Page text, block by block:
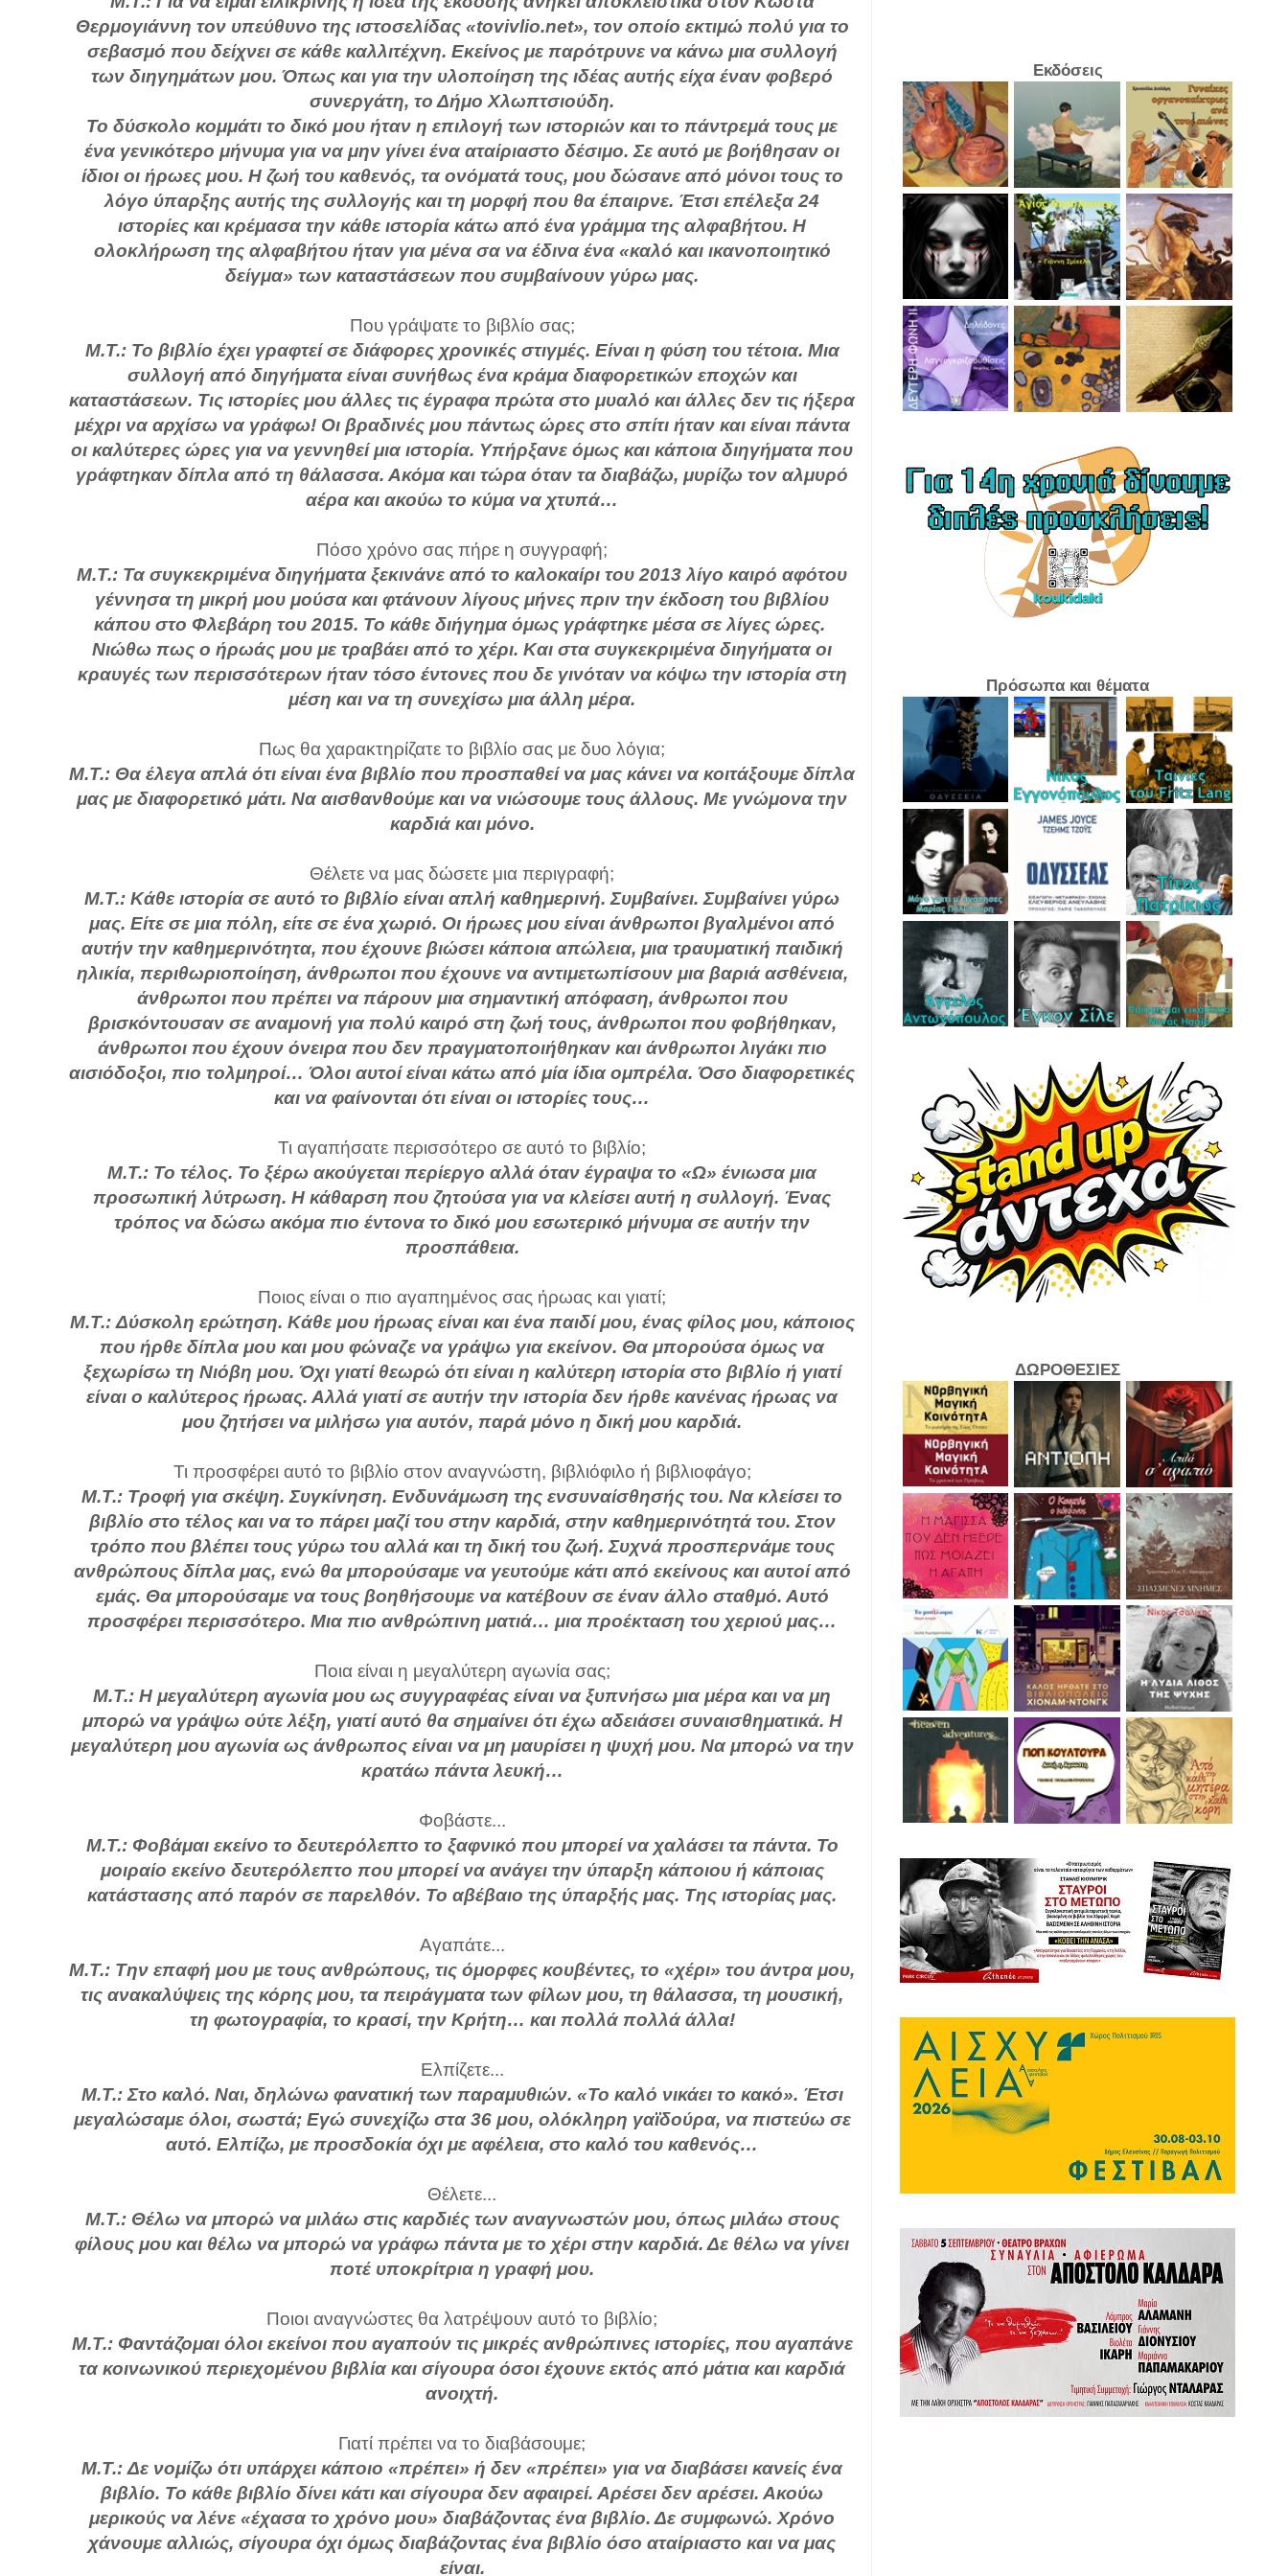
Θερμογιάννη τον υπεύθυνο της ιστοσελίδας «tovivlio.net», τον οποίο εκτιμώ πολύ για το
σεβασμό που δείχνει σε κάθε καλλιτέχνη. Εκείνος με παρότρυνε να κάνω μια συλλογή
των διηγημάτων μου. Όπως και για την υλοποίηση της ιδέας αυτής είχα έναν φοβερό
συνεργάτη, το Δήμο Χλωπτσιούδη.
Το δύσκολο κομμάτι το δικό μου ήταν η επιλογή των ιστοριών και το πάντρεμά τους με
ένα γενικότερο μήνυμα για να μην γίνει ένα αταίριαστο δέσιμο. Σε αυτό με βοήθησαν οι
ίδιοι οι ήρωες μου. Η ζωή του καθενός, τα ονόματά τους, μου δώσανε από μόνοι τους το
λόγο ύπαρξης αυτής της συλλογής και τη μορφή που θα έπαιρνε. Έτσι επέλεξα 24
ιστορίες και κρέμασα την κάθε ιστορία κάτω από ένα γράμμα της αλφαβήτου. Η
ολοκλήρωση της αλφαβήτου ήταν για μένα σα να έδινα ένα «καλό και ικανοποιητικό
δείγμα» των καταστάσεων που συμβαίνουν γύρω μας.
Που γράψατε το βιβλίο σας;
Μ.Τ.: Το βιβλίο έχει γραφτεί σε διάφορες χρονικές στιγμές. Είναι η φύση του τέτοια. Μια
συλλογή από διηγήματα είναι συνήθως ένα κράμα διαφορετικών εποχών και
καταστάσεων. Τις ιστορίες μου άλλες τις έγραφα πρώτα στο μυαλό και άλλες δεν τις ήξερα
μέχρι να αρχίσω να γράφω! Οι βραδινές μου πάντως ώρες στο σπίτι ήταν και είναι πάντα
οι καλύτερες ώρες για να γεννηθεί μια ιστορία. Υπήρξανε όμως και κάποια διηγήματα που
γράφτηκαν δίπλα από τη θάλασσα. Ακόμα και τώρα όταν τα διαβάζω, μυρίζω τον αλμυρό
αέρα και ακούω το κύμα να χτυπά…
Πόσο χρόνο σας πήρε η συγγραφή;
Μ.Τ.: Τα συγκεκριμένα διηγήματα ξεκινάνε από το καλοκαίρι του 2013 λίγο καιρό αφότου
γέννησα τη μικρή μου μούσα και φτάνουν λίγους μήνες πριν την έκδοση του βιβλίου
κάπου στο Φλεβάρη του 2015. Το κάθε διήγημα όμως γράφτηκε μέσα σε λίγες ώρες.
Νιώθω πως ο ήρωάς μου με τραβάει από το χέρι. Και στα συγκεκριμένα διηγήματα οι
κραυγές των περισσότερων ήταν τόσο έντονες που δε γινόταν να κόψω την ιστορία στη
μέση και να τη συνεχίσω μια άλλη μέρα.
Πως θα χαρακτηρίζατε το βιβλίο σας με δυο λόγια;
Μ.Τ.: Θα έλεγα απλά ότι είναι ένα βιβλίο που προσπαθεί να μας κάνει να κοιτάξουμε δίπλα
μας με διαφορετικό μάτι. Να αισθανθούμε και να νιώσουμε τους άλλους. Με γνώμονα την
καρδιά και μόνο.
Θέλετε να μας δώσετε μια περιγραφή;
Μ.Τ.: Κάθε ιστορία σε αυτό το βιβλίο είναι απλή καθημερινή. Συμβαίνει. Συμβαίνει γύρω
μας. Είτε σε μια πόλη, είτε σε ένα χωριό. Οι ήρωες μου είναι άνθρωποι βγαλμένοι από
αυτήν την καθημερινότητα, που έχουνε βιώσει κάποια απώλεια, μια τραυματική παιδική
ηλικία, περιθωριοποίηση, άνθρωποι που έχουνε να αντιμετωπίσουν μια βαριά ασθένεια,
άνθρωποι που πρέπει να πάρουν μια σημαντική απόφαση, άνθρωποι που
βρισκόντουσαν σε αναμονή για πολύ καιρό στη ζωή τους, άνθρωποι που φοβήθηκαν,
άνθρωποι που έχουν όνειρα που δεν πραγματοποιήθηκαν και άνθρωποι λιγάκι πιο
αισιόδοξοι, πιο τολμηροί… Όλοι αυτοί είναι κάτω από μία ίδια ομπρέλα. Όσο διαφορετικές
και να φαίνονται ότι είναι οι ιστορίες τους…
Τι αγαπήσατε περισσότερο σε αυτό το βιβλίο;
Μ.Τ.: Το τέλος. Το ξέρω ακούγεται περίεργο αλλά όταν έγραψα το «Ω» ένιωσα μια
προσωπική λύτρωση. Η κάθαρση που ζητούσα για να κλείσει αυτή η συλλογή. Ένας
τρόπος να δώσω ακόμα πιο έντονα το δικό μου εσωτερικό μήνυμα σε αυτήν την
προσπάθεια.
Ποιος είναι ο πιο αγαπημένος σας ήρωας και γιατί;
Μ.Τ.: Δύσκολη ερώτηση. Κάθε μου ήρωας είναι και ένα παιδί μου, ένας φίλος μου, κάποιος
που ήρθε δίπλα μου και μου φώναζε να γράψω για εκείνον. Θα μπορούσα όμως να
ξεχωρίσω τη Νιόβη μου. Όχι γιατί θεωρώ ότι είναι η καλύτερη ιστορία στο βιβλίο ή γιατί
είναι ο καλύτερος ήρωας. Αλλά γιατί σε αυτήν την ιστορία δεν ήρθε κανένας ήρωας να
μου ζητήσει να μιλήσω για αυτόν, παρά μόνο η δική μου καρδιά.
Τι προσφέρει αυτό το βιβλίο στον αναγνώστη, βιβλιόφιλο ή βιβλιοφάγο;
Μ.Τ.: Τροφή για σκέψη. Συγκίνηση. Ενδυνάμωση της ενσυναίσθησής του. Να κλείσει το
βιβλίο στο τέλος και να το πάρει μαζί του στην καρδιά, στην καθημερινότητά του. Στον
τρόπο που βλέπει τους γύρω του αλλά και τη δική του ζωή. Συχνά προσπερνάμε τους
ανθρώπους δίπλα μας, ενώ θα μπορούσαμε να γευτούμε κάτι από εκείνους και αυτοί από
εμάς. Θα μπορούσαμε να τους βοηθήσουμε να κατέβουν σε έναν άλλο σταθμό. Αυτό
προσφέρει περισσότερο. Μια πιο ανθρώπινη ματιά… μια προέκταση του χεριού μας…
Ποια είναι η μεγαλύτερη αγωνία σας;
Μ.Τ.: Η μεγαλύτερη αγωνία μου ως συγγραφέας είναι να ξυπνήσω μια μέρα και να μη
μπορώ να γράψω ούτε λέξη, γιατί αυτό θα σημαίνει ότι έχω αδειάσει συναισθηματικά. Η
μεγαλύτερη μου αγωνία ως άνθρωπος είναι να μη μαυρίσει η ψυχή μου. Να μπορώ να την
κρατάω πάντα λευκή…
Φοβάστε...
Μ.Τ.: Φοβάμαι εκείνο το δευτερόλεπτο το ξαφνικό που μπορεί να χαλάσει τα πάντα. Το
μοιραίο εκείνο δευτερόλεπτο που μπορεί να ανάγει την ύπαρξη κάποιου ή κάποιας
κατάστασης από παρόν σε παρελθόν. Το αβέβαιο της ύπαρξής μας. Της ιστορίας μας.
Αγαπάτε...
Μ.Τ.: Την επαφή μου με τους ανθρώπους, τις όμορφες κουβέντες, το «χέρι» του άντρα μου,
τις ανακαλύψεις της κόρης μου, τα πειράγματα των φίλων μου, τη θάλασσα, τη μουσική,
τη φωτογραφία, το κρασί, την Κρήτη… και πολλά πολλά άλλα!
Ελπίζετε...
Μ.Τ.: Στο καλό. Ναι, δηλώνω φανατική των παραμυθιών. «Το καλό νικάει το κακό». Έτσι
μεγαλώσαμε όλοι, σωστά; Εγώ συνεχίζω στα 36 μου, ολόκληρη γαϊδούρα, να πιστεύω σε
αυτό. Ελπίζω, με προσδοκία όχι με αφέλεια, στο καλό του καθενός…
Θέλετε...
Μ.Τ.: Θέλω να μπορώ να μιλάω στις καρδιές των αναγνωστών μου, όπως μιλάω στους
φίλους μου και θέλω να μπορώ να γράφω πάντα με το χέρι στην καρδιά. Δε θέλω να γίνει
ποτέ υποκρίτρια η γραφή μου.
Ποιοι αναγνώστες θα λατρέψουν αυτό το βιβλίο;
Μ.Τ.: Φαντάζομαι όλοι εκείνοι που αγαπούν τις μικρές ανθρώπινες ιστορίες, που αγαπάνε
τα κοινωνικού περιεχομένου βιβλία και σίγουρα όσοι έχουνε εκτός από μάτια και καρδιά
ανοιχτή.
Γιατί πρέπει να το διαβάσουμε;
Μ.Τ.: Δε νομίζω ότι υπάρχει κάποιο «πρέπει» ή δεν «πρέπει» για να διαβάσει κανείς ένα
βιβλίο. Το κάθε βιβλίο δίνει κάτι και σίγουρα δεν αφαιρεί. Αρέσει δεν αρέσει. Ακούω
μερικούς να λένε «έχασα το χρόνο μου» διαβάζοντας ένα βιβλίο. Δε συμφωνώ. Χρόνο
χάνουμε αλλιώς, σίγουρα όχι όμως διαβάζοντας ένα βιβλίο όσο αταίριαστο και να μας
είναι.
Εκδόσεις
Πρόσωπα και θέματα
ΔΩΡΟΘΕΣΙΕΣ